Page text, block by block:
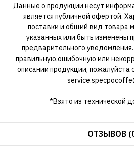
Данные о продукции несут
является публичной офертой.
поставки и общий вид товара
указанных или быть изменены
предварительного
правильную,ошибочную или
описании продукции, пожалуйста
*Взято из технической
ОТЗЫВОВ